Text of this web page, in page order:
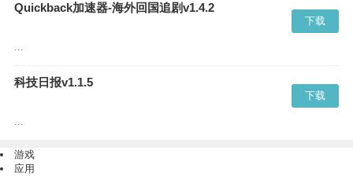
Quickback加速器-海外回国追剧v1.4.2
...
下载
科技日报v1.1.5
...
下载
游戏
应用